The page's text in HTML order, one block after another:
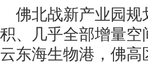
佛北战新产业园
积、几乎全部增量
云东海生物港，佛